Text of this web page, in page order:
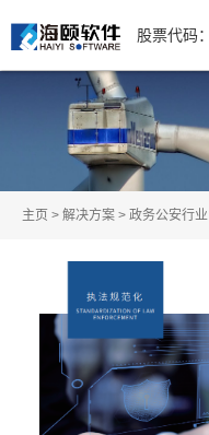
股票代码
主页 > 解决方案 > 政务公安行业